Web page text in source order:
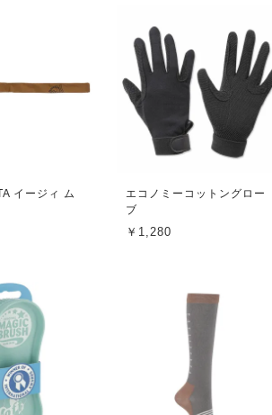
イージィ ム
エコノミーコットングロー
ブ
￥1,280